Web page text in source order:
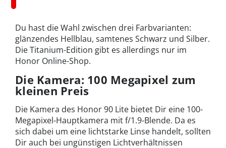
Du hast die Wahl zwischen drei Farbvarianten:
glänzendes Hellblau, samtenes Schwarz und Silber.
Die Titanium-Edition gibt es allerdings nur im
Honor Online-Shop.
Die Kamera: 100 Megapixel zum
kleinen Preis
Die Kamera des Honor 90 Lite bietet Dir eine 100-
Megapixel-Hauptkamera mit f/1.9-Blende. Da es
sich dabei um eine lichtstarke Linse handelt, sollten
Dir auch bei ungünstigen Lichtverhältnissen